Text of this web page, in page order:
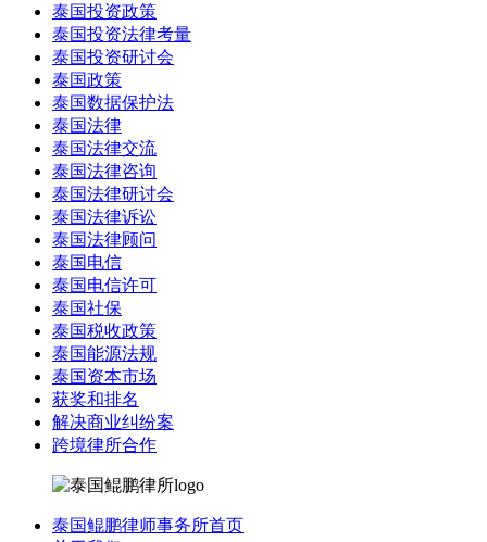
泰国投资政策
泰国投资法律考量
泰国投资研讨会
泰国政策
泰国数据保护法
泰国法律
泰国法律交流
泰国法律咨询
泰国法律研讨会
泰国法律诉讼
泰国法律顾问
泰国电信
泰国电信许可
泰国社保
泰国税收政策
泰国能源法规
泰国资本市场
获奖和排名
解决商业纠纷案
跨境律所合作
泰国鲲鹏律师事务所首页